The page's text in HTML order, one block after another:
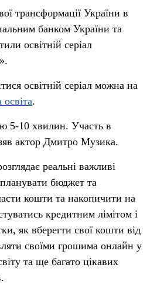
трансформації України в
банком України та
освітній серіал
освітній серіал можна на
.
5-10 хвилин. Участь в
актор Дмитро Музика.
реальні важливі
бюджет та
кошти та накопичити на
кредитним лімітом і
як вберегти свої кошти від
своїми грошима онлайн у
та ще багато цікавих